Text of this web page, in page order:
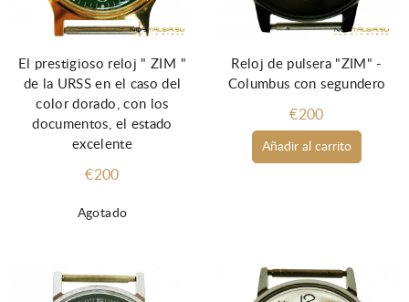
Agotado
El prestigioso reloj " ZIM "
de la URSS en el caso del
color dorado, con los
documentos, el estado
excelente
€200
Añadir al carrito
Reloj de pulsera "ZIM" -
Columbus con segundero
€200